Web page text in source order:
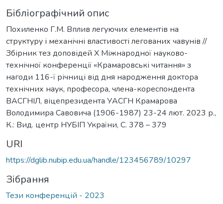
Бібліографічний опис
Похиленко Г.М. Вплив легуючих елементів на
структуру і механічні властивості легованих чавунів //
Збірник тез доповідей Х Міжнародної науково-
технічної конференції «Крамаровські читання» з
нагоди 116-ї річниці від дня народження доктора
технічних наук, професора, члена-кореспондента
ВАСГНІЛ, віцепрезидента УАСГН Крамарова
Володимира Савовича (1906-1987) 23-24 лют. 2023 р.,
К.: Вид. центр НУБІП України, С. 378 – 379
URI
https://dglib.nubip.edu.ua/handle/123456789/10297
Зібрання
Тези конференцій - 2023